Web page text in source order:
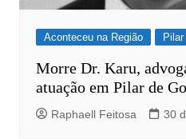
Aconteceu na Região
Morre Dr. Karu,
atuação em Pilar de
Raphaell Feitosa 30